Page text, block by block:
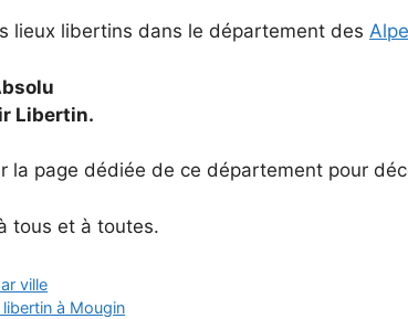
lieux libertins dans le département des
Libertin.
la page dédiée de ce département pour
tous et à toutes.
ville
à Mougin